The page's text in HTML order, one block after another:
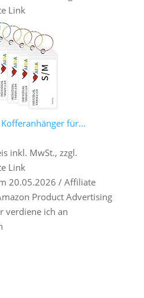
Link
für...
inkl. MwSt., zzgl.
Link
20.05.2026 / Affiliate
Product Advertising
verdiene ich an